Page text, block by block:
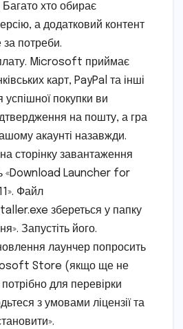
хто обирає
а додатковий контент
за потреби.
Microsoft приймає
карт, PayPal та інші
успішної покупки ви
на пошту, а гра
акаунті назавжди.
сторінку завантаження
«Download Launcher for
Файл
збереться у папку
Запустіть його.
лаунчер попросить
Store (якщо ще не
для перевірки
з умовами ліцензії та